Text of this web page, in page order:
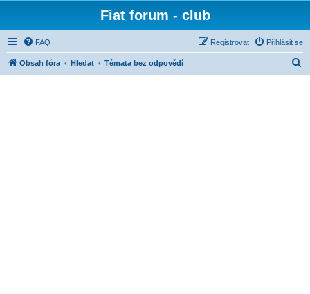
Fiat forum - club
FAQ Přihlásit se
Registrovat
Obsah fóra Hledat Témata bez odpovědí